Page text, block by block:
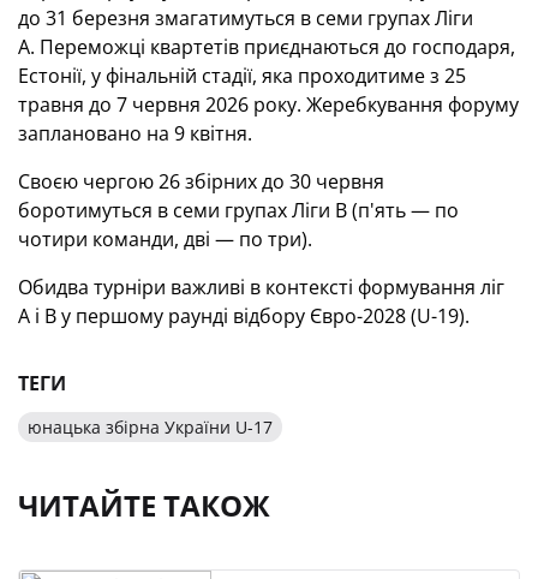
до 31 березня змагатимуться в семи групах Ліги
А. Переможці квартетів приєднаються до господаря,
Естонії, у фінальній стадії, яка проходитиме з 25
травня до 7 червня 2026 року. Жеребкування форуму
заплановано на 9 квітня.
Своєю чергою 26 збірних до 30 червня
боротимуться в семи групах Ліги В (п'ять — по
чотири команди, дві — по три).
Обидва турніри важливі в контексті формування ліг
А і В у першому раунді відбору Євро-2028 (U-19).
ТЕГИ
юнацька збірна України U-17
ЧИТАЙТЕ ТАКОЖ